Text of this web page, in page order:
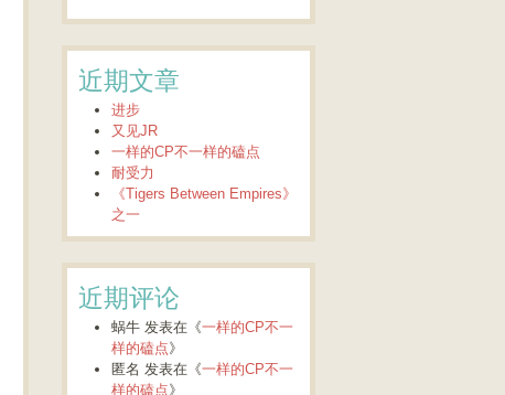
近期文章
进步
又见JR
一样的CP不一样的磕点
耐受力
《Tigers Between Empires》
之一
近期评论
蜗牛 发表在《一样的CP不一
样的磕点》
匿名 发表在《一样的CP不一
样的磕点》